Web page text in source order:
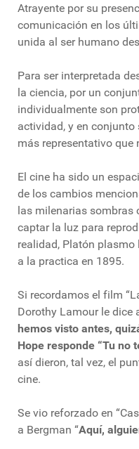
Atrayente por su
comunicación en los
unida al ser humano
Para ser interpretada
la ciencia, por un
individualmente son
actividad, y en
más representativo que
El cine ha sido un
de los cambios
las milenarias sombras
captar la luz para
realidad, Platón
a la practica en 1895.
Si recordamos el film
Dorothy Lamour le dice
hemos visto antes,
Hope responde “Tu no
así dieron, tal vez, el
cine.
Se vio reforzado en
a Bergman “Aquí,